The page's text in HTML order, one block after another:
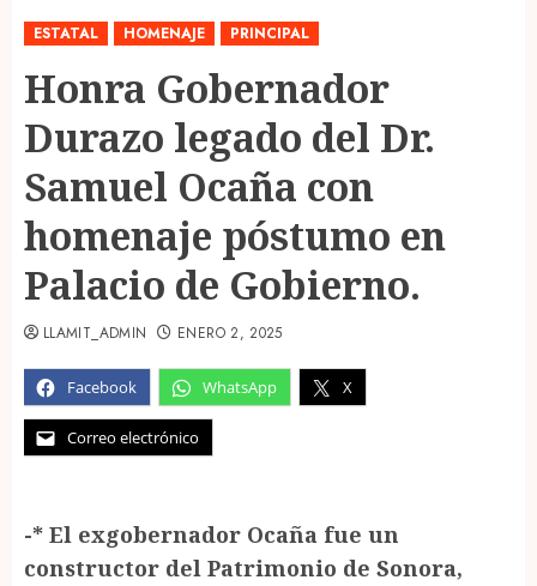
ESTATAL HOMENAJE PRINCIPAL
Honra Gobernador
Durazo legado del Dr.
Samuel Ocaña con
homenaje póstumo en
Palacio de Gobierno.
Facebook WhatsApp X
Correo electrónico
LLAMIT_ADMIN ENERO 2, 2025
-* El exgobernador Ocaña fue un
constructor del Patrimonio de Sonora,